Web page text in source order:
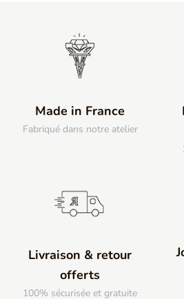
Made in France
Fabriqué dans notre atelier
Livraison & retour
offerts
100% sécurisée et gratuite